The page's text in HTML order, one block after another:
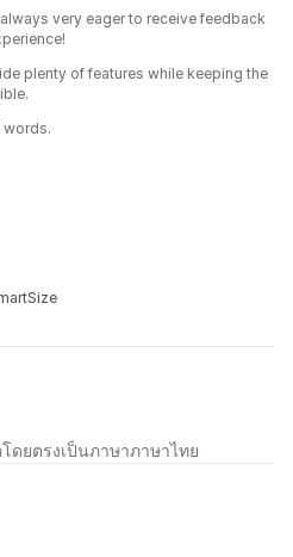
very eager to receive feedback
plenty of features while keeping the
words.
ดยตรงเป็นภาษาภาษาไทย